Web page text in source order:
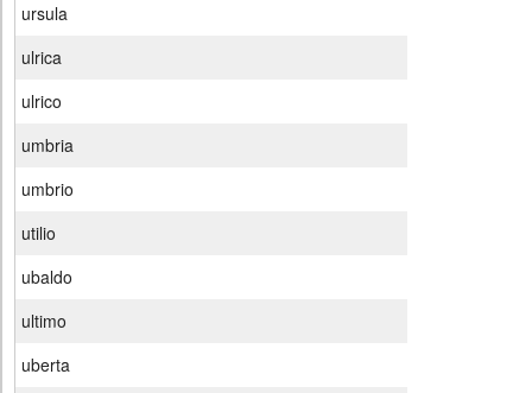
ursula
ulrica
ulrico
umbria
umbrio
utilio
ubaldo
ultimo
uberta